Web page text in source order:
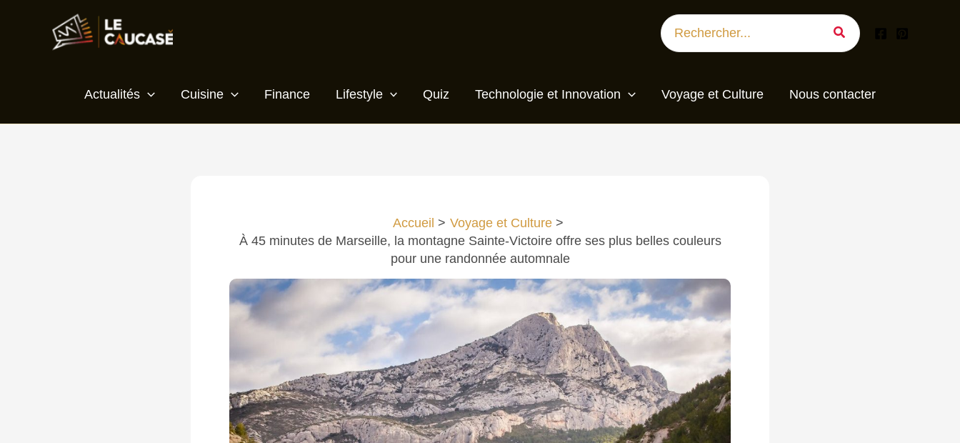
Search
for:
Actualités Cuisine Finance Lifestyle Quiz Technologie et Innovation Voyage et Culture Nous contacter
Accueil
Voyage et Culture
À 45 minutes de Marseille, la montagne Sainte-Victoire offre ses plus belles couleurs
pour une randonnée automnale